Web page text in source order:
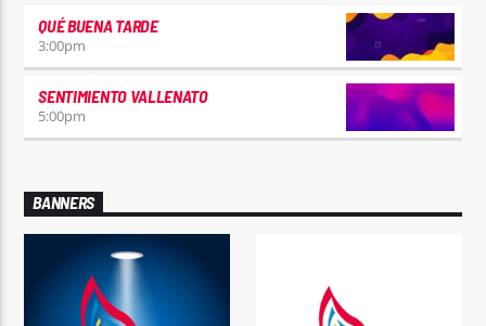
QUÉ BUENA TARDE
3:00pm
SENTIMIENTO VALLENATO
5:00pm
BANNERS